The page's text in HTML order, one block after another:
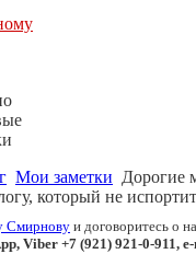
Мои заметки Дорогие
который не
Смирнову и договоритесь о
Viber +7 (921) 921-0-911,